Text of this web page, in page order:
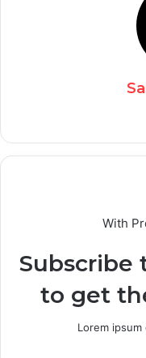
With
Subscribe
to get
Lorem